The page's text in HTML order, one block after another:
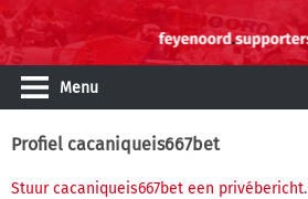
Menu
Profiel cacaniqueis667bet
Stuur cacaniqueis667bet een privébericht.